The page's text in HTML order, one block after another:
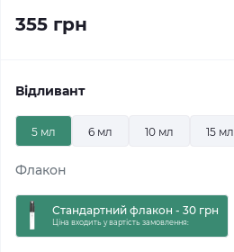
355 грн
Відливант
5 мл 6 мл 10 мл 15 мл
Флакон
Стандартний флакон - 30 грн
Ціна входить у вартість замовлення: